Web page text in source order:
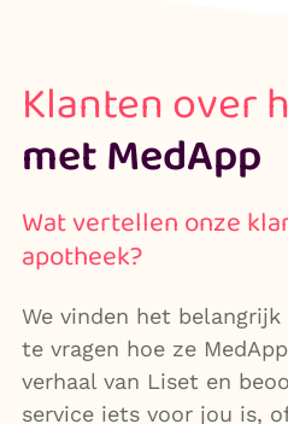
Klanten over
met MedApp
Wat vertellen onze
apotheek?
We vinden het
te vragen hoe ze
verhaal van Liset en
service iets voor jou is,